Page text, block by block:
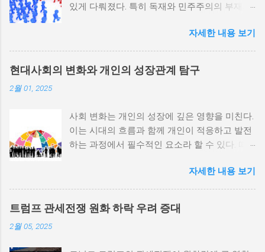
있게 다뤄졌다. 특히 독재와 민주주의의 부재가
정치적 파벌화와 경제·군사 체제의 불안정성이
내전의 촉매제가 된다는 사실은 우리에게 중요
한 교훈을 준다. 정치적 불안정성과 내전 발발
위험 정치적 불안정성은 내전 발발의 핵심 요인
적 갈등이 심화되고, 이로 인해 내전의 위험이
증가한다. 이와 같은 경우, 국민들은 정부에 대
한 불만을 느끼고, 체제 전복을 위해 무장 세력
역사적으로도 정치적 불안정성이 높은 국가에
서는 종종 내전이 발발했던 예가 많다. 이러한
비극적인 상황을 방지하기 위해서는 먼저 정치
자세한 내용 보기
현대사회의 변화와 개인의 성장관계 탐구
2월 01, 2025
사회 변화는 개인의 성장에 깊은 영향을 미친다.
이는 시대의 흐름과 함께 개인이 적응하고 발전
하는 과정에서 필수적인 요소라 할 수 있다. 따
탐구하는 것이 필요하다. 사회 변화의 의미와 구
조 사회 변화란 특정 사회의 구조, 문화, 가치관
등이 시간이 지남에 따라 변화하는 과정을 의미
한다. 이러한 변화는 다양한 요인에 의해 발생할
자세한 내용 보기
트럼프 관세전쟁 원화 하락 우려 증대
2월 05, 2025